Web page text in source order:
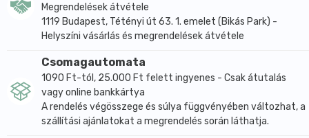
Megrendelések átvétele
1119 Budapest, Tétényi út 63. 1. emelet (Bikás Park) -
Helyszíni vásárlás és megrendelések átvétele
Csomagautomata
1090 Ft-tól, 25.000 Ft felett ingyenes - Csak átutalás
vagy online bankkártya
A rendelés végösszege és súlya függvényében változhat, a
szállítási ajánlatokat a megrendelés során láthatja.